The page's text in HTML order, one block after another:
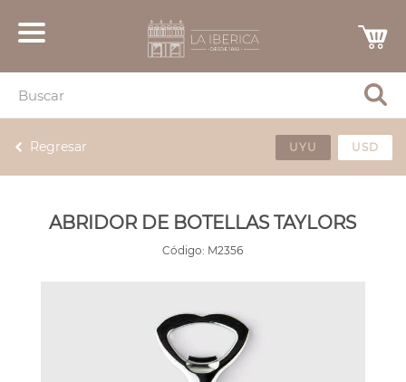
Regresar UYU USD
ABRIDOR DE BOTELLAS TAYLORS
Código: M2356